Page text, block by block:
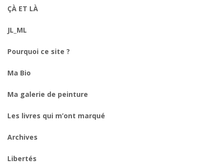
ÇÀ ET LÀ
JL_ML
Pourquoi ce site ?
Ma Bio
Ma galerie de peinture
Les livres qui m’ont marqué
Archives
Libertés